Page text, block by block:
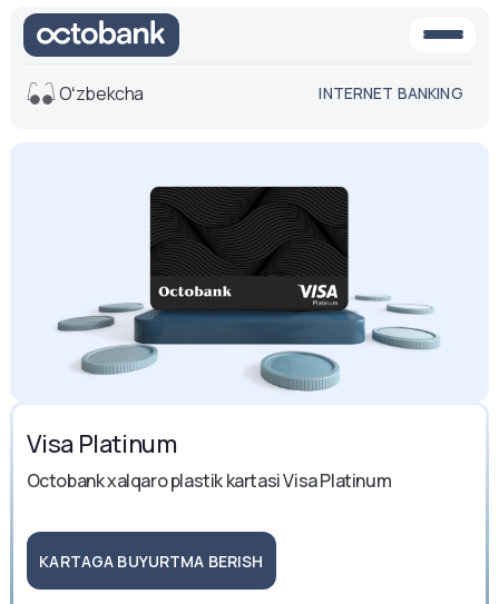
Oq-qora
versiya
Matn o'lchami
Aa -
Aa
Aa +
Oʻzbekcha INTERNET BANKING
Visa Platinum
Octobank xalqaro plastik kartasi Visa Platinum
KARTAGA BUYURTMA BERISH